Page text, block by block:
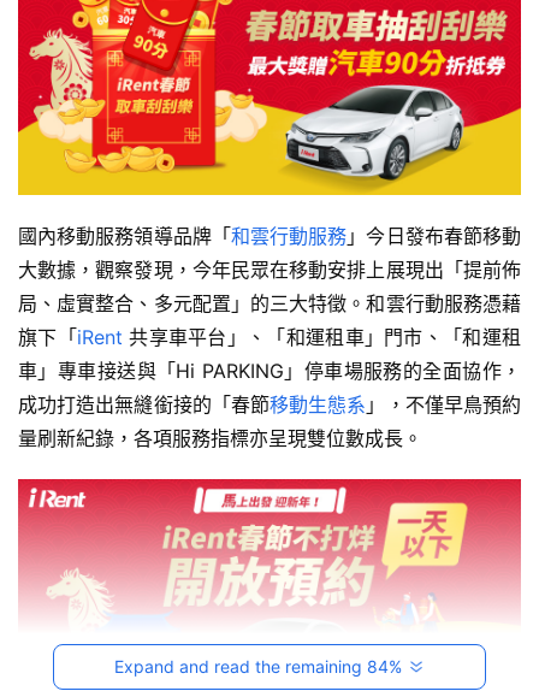
間
測
車
／
機
車
試
駕
影
音
灣
M
p
國內移動服務領導品牌「和雲行動服務 」今日發布春節移動
大數據，觀察發現，今年民眾在移動安排上展現出「提前佈
局、虛實整合、多元配置」的三大特徵。和雲行動服務憑藉
旗下「iRent 共享車平台」、「和運租車」門市、「和運租
車」專車接送與「Hi PARKING」停車場服務的全面協作，
成功打造出無縫銜接的「春節移動生態系 」，不僅早鳥預約
量刷新紀錄，各項服務指標亦呈現雙位數成長。
Expand and read the remaining 84%